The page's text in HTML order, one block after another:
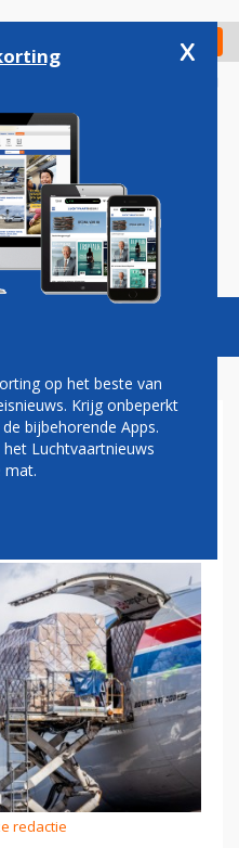
Check in
Vacatures
APARTE
SCHIPHOL
HAALBAAR
redactie
x
op het beste van
Krijg onbeperkt
bijbehorende Apps.
Luchtvaartnieuws
mat.